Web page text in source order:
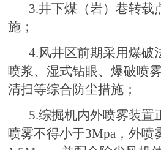
3.井下煤（岩）巷转载
施；
4.风井区前期采用爆破
喷浆、湿式钻眼、爆破喷
清扫等综合防尘措施；
5.综掘机内外喷雾装置
喷雾不得小于3Mpa，外喷